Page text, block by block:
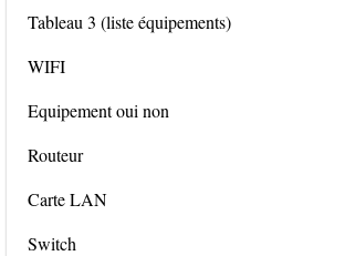
Tableau 3 (liste équipements)
WIFI
Equipement oui non
Routeur
Carte LAN
Switch